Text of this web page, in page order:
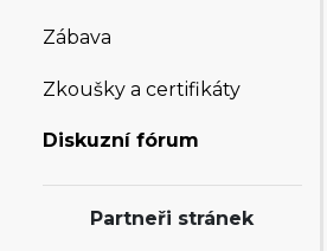
Zábava
Zkoušky a certifikáty
Diskuzní fórum
Partneři stránek